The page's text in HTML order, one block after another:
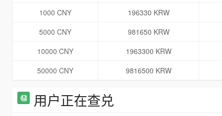
1000 CNY
196330 KRW
5000 CNY
981650 KRW
10000 CNY
1963300 KRW
50000 CNY
9816500 KRW
用户正在查兑